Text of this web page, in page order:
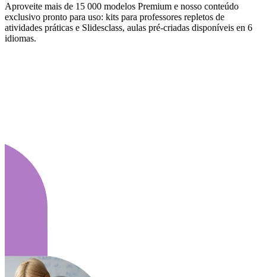
Aproveite mais de 15 000 modelos Premium e nosso conteúdo
exclusivo pronto para uso: kits para professores repletos de
atividades práticas e Slidesclass, aulas pré-criadas disponíveis en 6
idiomas.